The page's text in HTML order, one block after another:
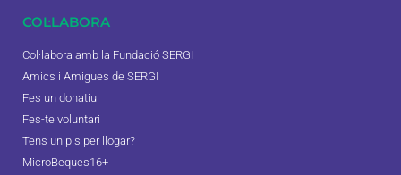
COL·LABORA
Col·labora amb la Fundació SERGI
Amics i Amigues de SERGI
Fes un donatiu
Fes-te voluntari
Tens un pis per llogar?
MicroBeques16+